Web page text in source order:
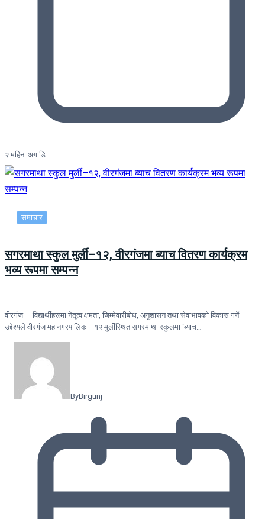
२ महिना अगाडि
समाचार
सगरमाथा स्कुल मुर्ली–१२, वीरगंजमा ब्याच वितरण कार्यक्रम
भव्य रूपमा सम्पन्न
वीरगंज — विद्यार्थीहरूमा नेतृत्व क्षमता, जिम्मेवारीबोध, अनुशासन तथा सेवाभावको विकास गर्ने
उद्देश्यले वीरगंज महानगरपालिका–१२ मुर्लीस्थित सगरमाथा स्कुलमा ‘ब्याच…
ByBirgunj